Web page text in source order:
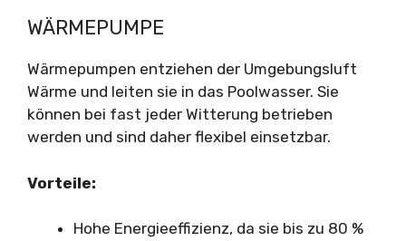
WÄRMEPUMPE
Wärmepumpen entziehen der Umgebungsluft
Wärme und leiten sie in das Poolwasser. Sie
können bei fast jeder Witterung betrieben
werden und sind daher flexibel einsetzbar.
Vorteile:
Hohe Energieeffizienz, da sie bis zu 80 %